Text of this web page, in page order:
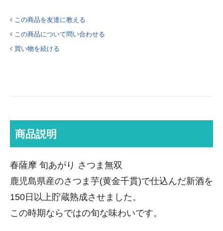
この商品を友達に教える
この商品について問い合わせる
買い物を続ける
商品説明
春薩摩 旬あがり さつま無双
鹿児島県産のさつま芋(黄金千貫)で仕込んだ新酒を
150日以上貯蔵熟成させました。
この時期ならではの旬な味わいです。